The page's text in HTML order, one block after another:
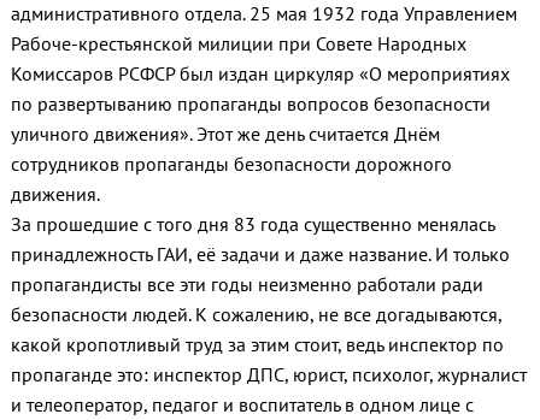
административного отдела. 25 мая 1932 года Управлением
Рабоче-крестьянской милиции при Совете Народных
Комиссаров РСФСР был издан циркуляр «О мероприятиях
по развертыванию пропаганды вопросов безопасности
уличного движения». Этот же день считается Днём
сотрудников пропаганды безопасности дорожного
движения.
За прошедшие с того дня 83 года существенно менялась
принадлежность ГАИ, её задачи и даже название. И только
пропагандисты все эти годы неизменно работали ради
безопасности людей. К сожалению, не все догадываются,
какой кропотливый труд за этим стоит, ведь инспектор по
пропаганде это: инспектор ДПС, юрист, психолог, журналист
и телеоператор, педагог и воспитатель в одном лице с